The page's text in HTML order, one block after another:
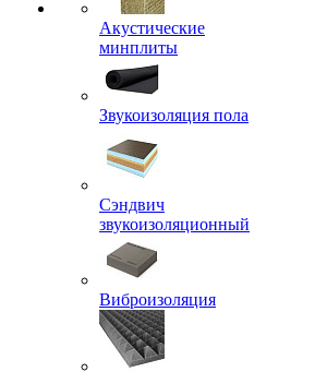
Акустические
минплиты
Звукоизоляция пола
Сэндвич
звукоизоляционный
Виброизоляция